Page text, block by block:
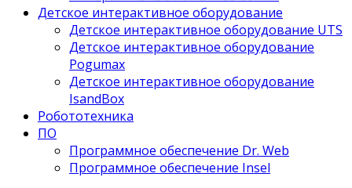
Детское интерактивное оборудование
Детское интерактивное оборудование UTS
Детское интерактивное оборудование
Pogumax
Детское интерактивное оборудование
IsandBox
Робототехника
ПО
Программное обеспечение Dr. Web
Программное обеспечение Insel